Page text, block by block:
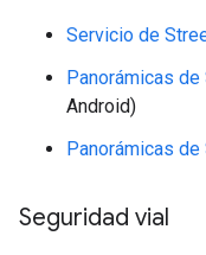
Servicio de
Panorámicas
Android)
Panorámicas
Seguridad vial